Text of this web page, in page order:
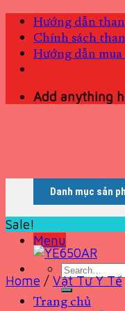
Skip
content
Hướng dẫn
Chính sách
Hướng dẫn mua
Add anything
Menu
Search
for:
Trang chủ
Danh mục sản
Sale!
Home / Vật Tư Y Tế